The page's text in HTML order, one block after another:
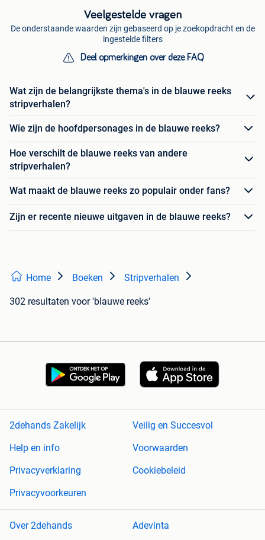
Veelgestelde vragen
De onderstaande waarden zijn gebaseerd op je zoekopdracht en de
ingestelde filters
Deel opmerkingen over deze FAQ
Wat zijn de belangrijkste thema's in de blauwe reeks
stripverhalen?
Wie zijn de hoofdpersonages in de blauwe reeks?
Hoe verschilt de blauwe reeks van andere
stripverhalen?
Wat maakt de blauwe reeks zo populair onder fans?
Zijn er recente nieuwe uitgaven in de blauwe reeks?
Home Boeken Stripverhalen
302 resultaten voor 'blauwe reeks'
2dehands Zakelijk
Veilig en Succesvol
Help en info
Voorwaarden
Privacyverklaring
Cookiebeleid
Privacyvoorkeuren
Over 2dehands Adevinta